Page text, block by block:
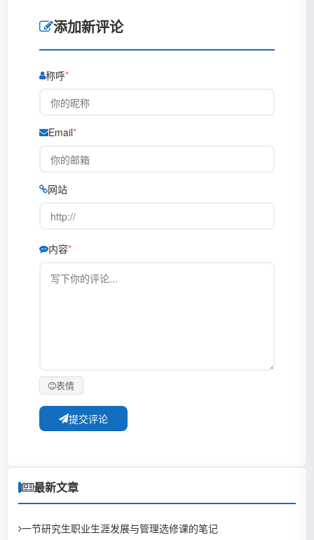
添加新评论
称呼
Email
网站
内容
表情
提交评论
最新文章
一节研究生职业生涯发展与管理选修课的笔记